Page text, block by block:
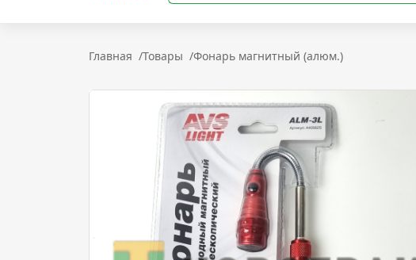
Главная /Товары /Фонарь магнитный (алюм.)